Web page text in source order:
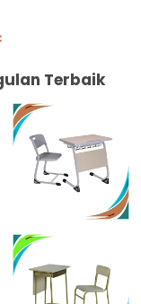
Terbaik